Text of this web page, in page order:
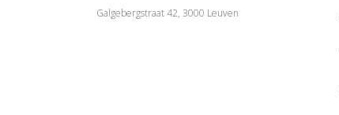
Galgebergstraat 42, 3000 Leuven